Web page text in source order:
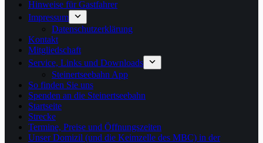
Hinweise für Gastfahrer
Impressum
Datenschutzerklärung
Kontakt
Mitgliedschaft
Service, Links und Downloads
Steinertseebahn App
So finden Sie uns
Spenden an die Steinertseebahn
Startseite
Strecke
Termine, Preise und Öffnungszeiten
Unser Domizil (und die Keimzelle des MBC) in der